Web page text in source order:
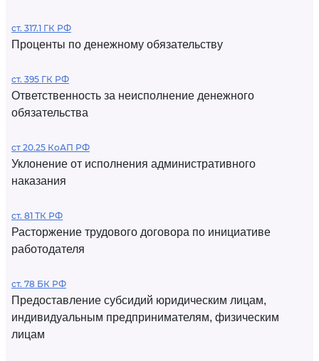
ст. 317.1 ГК РФ
Проценты по денежному обязательству
ст. 395 ГК РФ
Ответственность за неисполнение денежного
обязательства
ст 20.25 КоАП РФ
Уклонение от исполнения административного
наказания
ст. 81 ТК РФ
Расторжение трудового договора по инициативе
работодателя
ст. 78 БК РФ
Предоставление субсидий юридическим лицам,
индивидуальным предпринимателям, физическим
лицам